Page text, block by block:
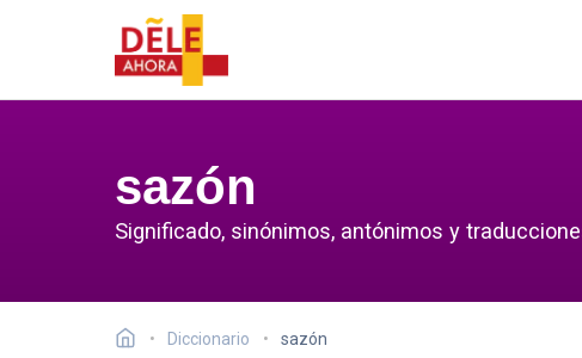
sazón
Significado, sinónimos, antónimos y
Diccionario sazón